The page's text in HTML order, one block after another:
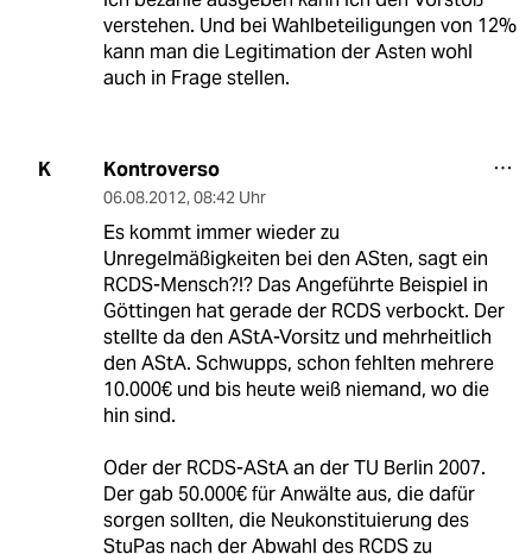
verstehen. Und bei Wahlbeteiligungen von 12%
kann man die Legitimation der Asten wohl
auch in Frage stellen.
K Kontroverso
06.08.2012, 08:42 Uhr
Es kommt immer wieder zu
Unregelmäßigkeiten bei den ASten, sagt ein
RCDS-Mensch?!? Das Angeführte Beispiel in
Göttingen hat gerade der RCDS verbockt. Der
stellte da den AStA-Vorsitz und mehrheitlich
den AStA. Schwupps, schon fehlten mehrere
10.000€ und bis heute weiß niemand, wo die
hin sind.
Oder der RCDS-AStA an der TU Berlin 2007.
Der gab 50.000€ für Anwälte aus, die dafür
sorgen sollten, die Neukonstituierung des
StuPas nach der Abwahl des RCDS zu